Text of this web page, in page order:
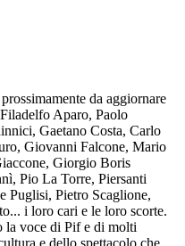
da aggiornare
Aparo, Paolo
Gaetano Costa, Carlo
Giovanni Falcone, Mario
Giorgio Boris
Pio La Torre, Piersanti
Puglisi, Pietro Scaglione,
i loro cari e le loro scorte.
la voce di Pif e di molti